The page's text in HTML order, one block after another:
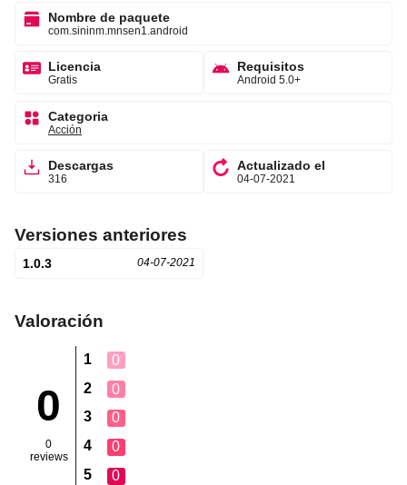
Nombre de paquete
com.sininm.mnsen1.android
Licencia
Gratis
Requisitos
Android 5.0+
Categoria
Acción
Descargas
316
Actualizado el
04-07-2021
Versiones anteriores
1.0.3 04-07-2021
Valoración
0
0
reviews
1
0
2
0
3
0
4
0
5
0